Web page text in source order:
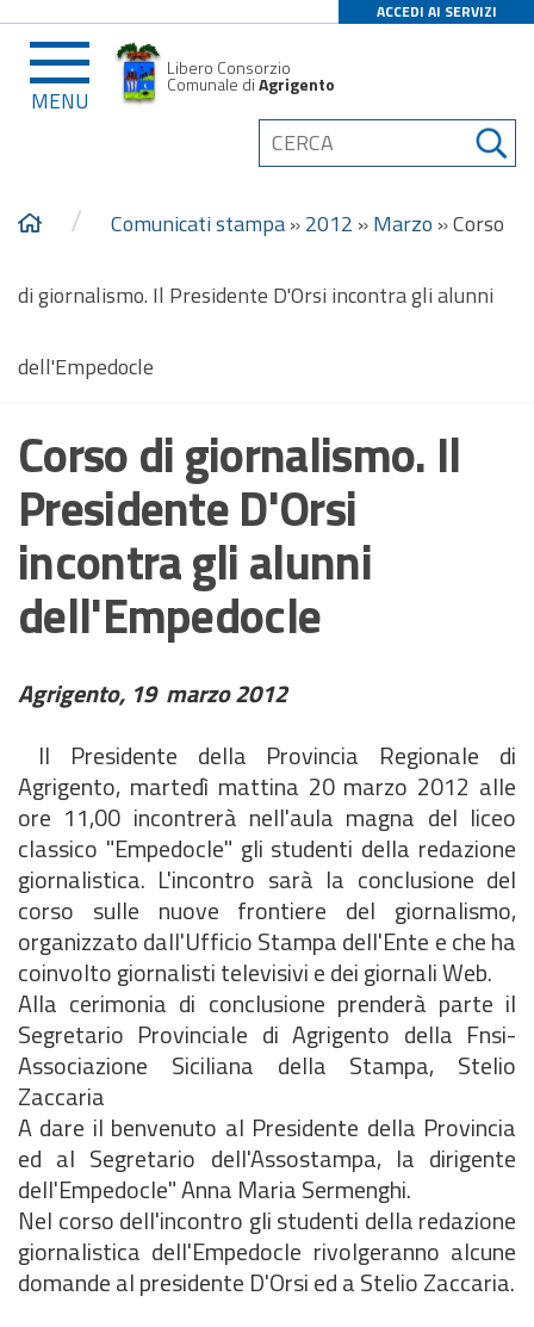
ACCEDI AI SERVIZI
MENU
Libero Consorzio
Comunale diAgrigento
/ Comunicati stampa»2012 »Marzo »Corso
di giornalismo. Il Presidente D'Orsi incontra gli alunni
dell'Empedocle
Corso di giornalismo. Il
Presidente D'Orsi
incontra gli alunni
dell'Empedocle
Agrigento, 19 marzo 2012
Il Presidente della Provincia Regionale di
Agrigento, martedì mattina 20 marzo 2012 alle
ore 11,00 incontrerà nell'aula magna del liceo
classico "Empedocle" gli studenti della redazione
giornalistica. L'incontro sarà la conclusione del
corso sulle nuove frontiere del giornalismo,
organizzato dall'Ufficio Stampa dell'Ente e che ha
coinvolto giornalisti televisivi e dei giornali Web.
Alla cerimonia di conclusione prenderà parte il
Segretario Provinciale di Agrigento della Fnsi-
Associazione Siciliana della Stampa, Stelio
Zaccaria
A dare il benvenuto al Presidente della Provincia
ed al Segretario dell'Assostampa, la dirigente
dell'Empedocle" Anna Maria Sermenghi.
Nel corso dell'incontro gli studenti della redazione
giornalistica dell'Empedocle rivolgeranno alcune
domande al presidente D'Orsi ed a Stelio Zaccaria.